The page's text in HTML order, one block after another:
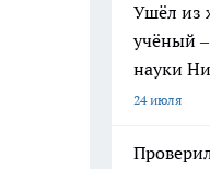
Ушёл из
учёный
науки
24 июля